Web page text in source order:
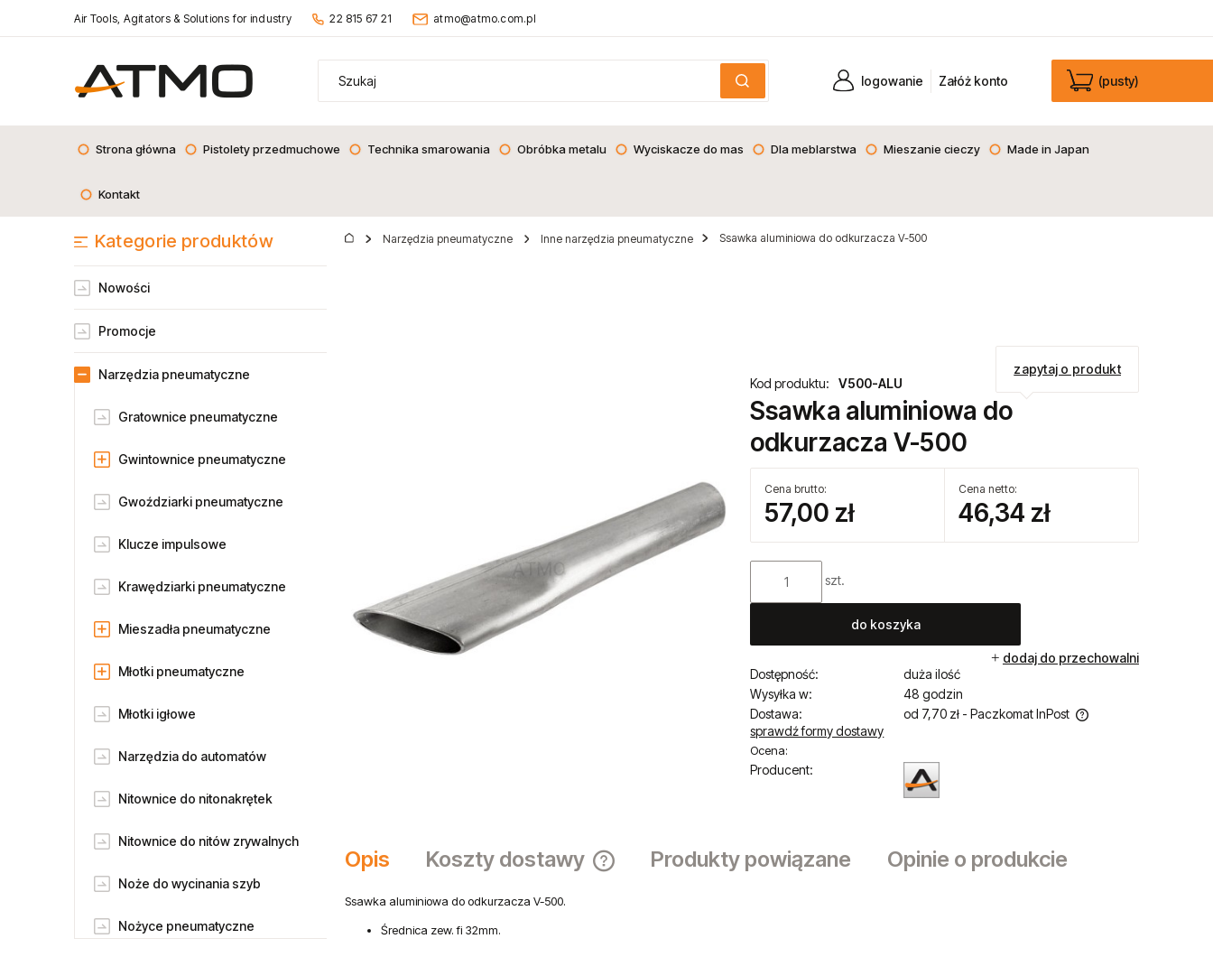
Air Tools, Agitators & Solutions for industry 22 815 67 21 atmo@atmo.com.pl
(pusty)
Załóż konto
logowanie
Strona główna Pistolety przedmuchowe Technika smarowania Obróbka metalu Wyciskacze do mas Dla meblarstwa Mieszanie cieczy Made in Japan
Kontakt
Kategorie produktów
Narzędzia pneumatyczne
Gratownice pneumatyczne
Gwintownice pneumatyczne
Gwoździarki pneumatyczne
Klucze impulsowe
Krawędziarki pneumatyczne
Mieszadła pneumatyczne
Młotki pneumatyczne
Młotki igłowe
Narzędzia do automatów
Nitownice do nitonakrętek
Nitownice do nitów zrywalnych
Noże do wycinania szyb
Nożyce pneumatyczne
Nowości
Promocje
Narzędzia pneumatyczne Inne narzędzia pneumatyczne Ssawka aluminiowa do odkurzacza V-500
Ssawka aluminiowa do
odkurzacza V-500
Cena brutto:
57,00 zł
Cena netto:
46,34 zł
szt.
do koszyka
dodaj do przechowalni
Dostępność:
duża ilość
Wysyłka w:
48 godzin
Dostawa:
od 7,70 zł - Paczkomat InPost
sprawdź formy dostawy
Ocena:
Producent:
Kod produktu: V500-ALU
zapytaj o produkt
Opis Koszty dostawy Produkty powiązane Opinie o produkcie
Ssawka aluminiowa do odkurzacza V-500.
Średnica zew. fi 32mm.